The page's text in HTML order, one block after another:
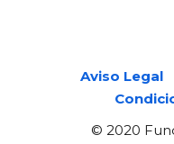
Aviso Legal
© 2020